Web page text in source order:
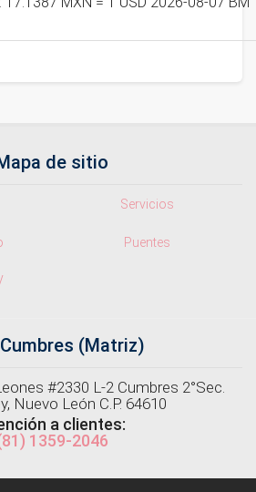
de sitio
Servicios
Puentes
(Matriz)
#2330 L-2 Cumbres 2°Sec.
Nuevo León C.P. 64610
a clientes:
1359-2046